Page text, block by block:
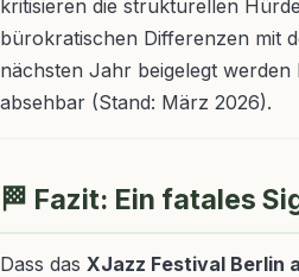
kritisieren die strukturellen
bürokratischen Differenzen mit
nächsten Jahr beigelegt
absehbar (Stand: März 2026).
🏁 Fazit: Ein fatales
Dass das XJazz Festival Berlin